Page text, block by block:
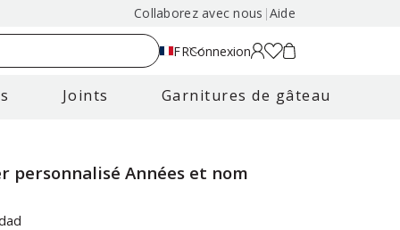
Collaborez avec nous |Aide
FRConnexion
Joints Garnitures de gâteau
personnalisé Années et nom